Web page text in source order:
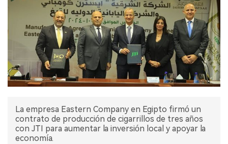
DATOS
EXPOSICIÓN
ENTREVISTA
La empresa Eastern Company en Egipto firmó un
contrato de producción de cigarrillos de tres años
con JTI para aumentar la inversión local y apoyar la
economía.